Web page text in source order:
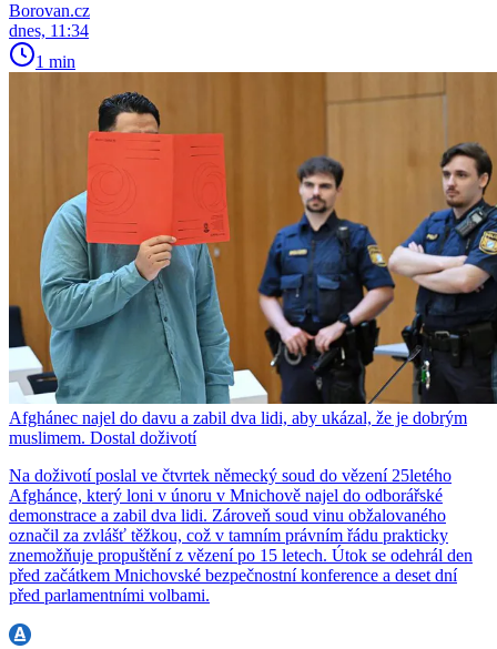
Borovan.cz
dnes, 11:34
1 min
Afghánec najel do davu a zabil dva lidi, aby ukázal, že je dobrým
muslimem. Dostal doživotí
Na doživotí poslal ve čtvrtek německý soud do vězení 25letého
Afghánce, který loni v únoru v Mnichově najel do odborářské
demonstrace a zabil dva lidi. Zároveň soud vinu obžalovaného
označil za zvlášť těžkou, což v tamním právním řádu prakticky
znemožňuje propuštění z vězení po 15 letech. Útok se odehrál den
před začátkem Mnichovské bezpečnostní konference a deset dní
před parlamentními volbami.